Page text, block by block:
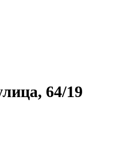
64/19